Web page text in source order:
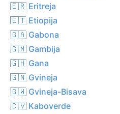
🇪🇷 Eritreja
🇪🇹 Etiopija
🇬🇦 Gabona
🇬🇲 Gambija
🇬🇭 Gana
🇬🇳 Gvineja
🇬🇼 Gvineja-Bisava
🇨🇻 Kaboverde